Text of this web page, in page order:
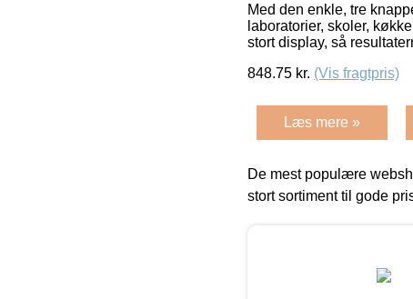
Med den enkle, tre
laboratorier, skoler,
stort display, så
848.75 kr. (Vis fragtpris)
Læs mere »
De mest populære
stort sortiment til gode